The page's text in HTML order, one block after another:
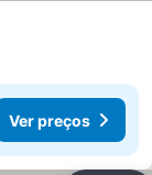
Ver preços